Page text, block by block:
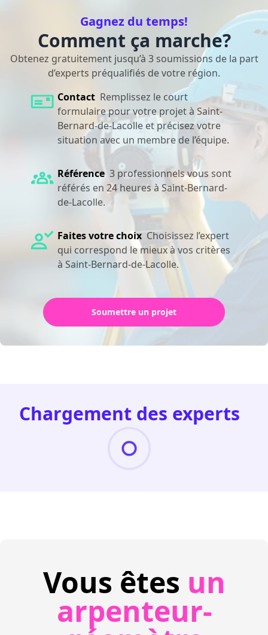
Gagnez du temps!
Comment ça marche?
Obtenez gratuitement jusqu’à 3 soumissions de la part
d’experts préqualifiés de votre région.
Contact Remplissez le court
formulaire pour votre projet à Saint-
Bernard-de-Lacolle et précisez votre
situation avec un membre de l’équipe.
Référence 3 professionnels vous sont
référés en 24 heures à Saint-Bernard-
de-Lacolle.
Faites votre choix Choisissez l’expert
qui correspond le mieux à vos critères
à Saint-Bernard-de-Lacolle.
Soumettre un projet
Chargement des experts
Vous êtes un
arpenteur-